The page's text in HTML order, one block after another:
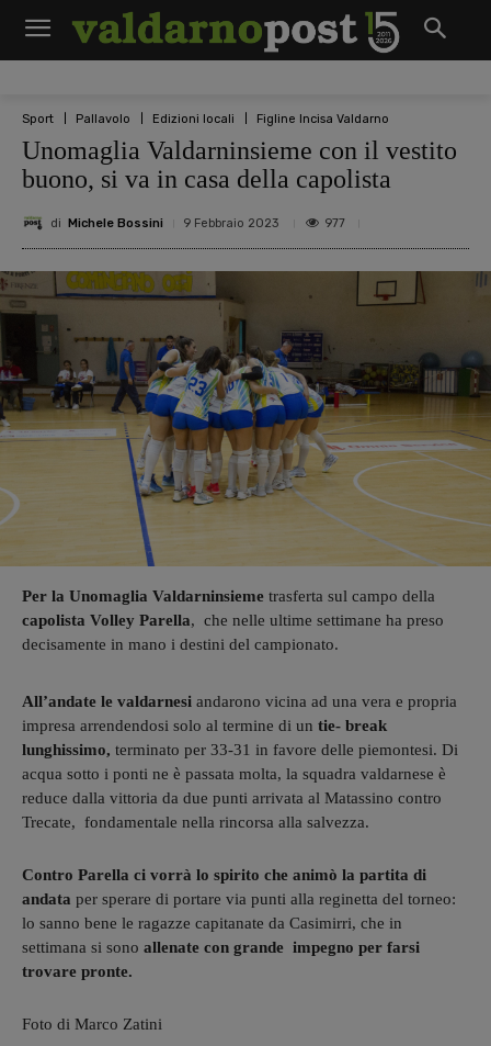
Sport Pallavolo Edizioni locali Figline Incisa Valdarno
Unomaglia Valdarninsieme con il vestito
buono, si va in casa della capolista
di Michele Bossini 9 Febbraio 2023 977
Per la Unomaglia Valdarninsieme trasferta sul campo della
capolista Volley Parella, che nelle ultime settimane ha preso
decisamente in mano i destini del campionato.
All’andate le valdarnesi andarono vicina ad una vera e propria
impresa arrendendosi solo al termine di un tie- break
lunghissimo, terminato per 33-31 in favore delle piemontesi. Di
acqua sotto i ponti ne è passata molta, la squadra valdarnese è
reduce dalla vittoria da due punti arrivata al Matassino contro
Trecate, fondamentale nella rincorsa alla salvezza.
Contro Parella ci vorrà lo spirito che animò la partita di
andata per sperare di portare via punti alla reginetta del torneo:
lo sanno bene le ragazze capitanate da Casimirri, che in
settimana si sono allenate con grande impegno per farsi
trovare pronte.
Foto di Marco Zatini